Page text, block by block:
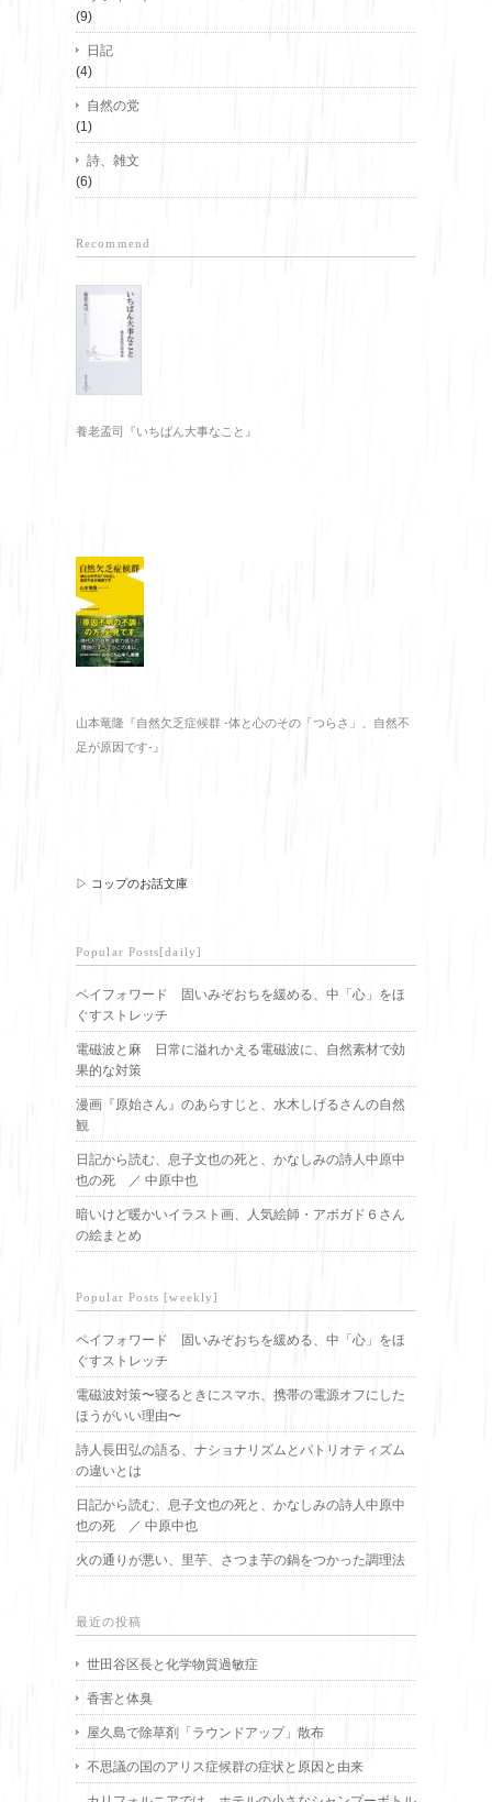
(9)
日記
(4)
自然の党
(1)
詩、雑文
(6)
Recommend
養老孟司『いちばん大事なこと』
山本竜隆『自然欠乏症候群 -体と心のその「つらさ」、自然不
足が原因です-』
▷ コップのお話文庫
Popular Posts[daily]
ペイフォワード 固いみぞおちを緩める、中「心」をほ
ぐすストレッチ
電磁波と麻 日常に溢れかえる電磁波に、自然素材で効
果的な対策
漫画『原始さん』のあらすじと、水木しげるさんの自然
観
日記から読む、息子文也の死と、かなしみの詩人中原中
也の死 ／ 中原中也
暗いけど暖かいイラスト画、人気絵師・アボガド６さん
の絵まとめ
Popular Posts [weekly]
ペイフォワード 固いみぞおちを緩める、中「心」をほ
ぐすストレッチ
電磁波対策〜寝るときにスマホ、携帯の電源オフにした
ほうがいい理由〜
詩人長田弘の語る、ナショナリズムとパトリオティズム
の違いとは
日記から読む、息子文也の死と、かなしみの詩人中原中
也の死 ／ 中原中也
火の通りが悪い、里芋、さつま芋の鍋をつかった調理法
最近の投稿
世田谷区長と化学物質過敏症
香害と体臭
屋久島で除草剤「ラウンドアップ」散布
不思議の国のアリス症候群の症状と原因と由来